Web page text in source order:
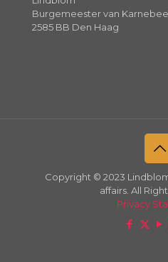
Burgemeester van
2585 BB Den Haag
Copyright © 2023
affairs. All
Privacy